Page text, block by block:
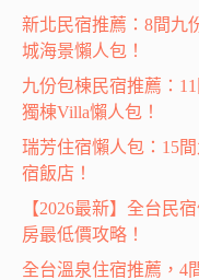
新北民宿推薦：8間九
城海景懶人包！
九份包棟民宿推薦：
獨棟Villa懶人包！
瑞芳住宿懶人包：15
宿飯店！
【2026最新】全台民
房最低價攻略！
全台溫泉住宿推薦，4